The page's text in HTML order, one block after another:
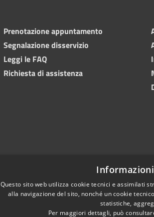
Prenotazione appuntamento
Segnalazione disservizio
Leggi le FAQ
Richiesta di assistenza
Questo sito web utilizza cookie tecnici e assimilati
alla navigazione del sito, nonché un cookie
statistiche,
Per maggiori dettagli, può